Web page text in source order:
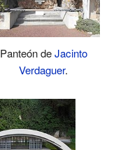
Panteón deJacinto
Verdaguer.